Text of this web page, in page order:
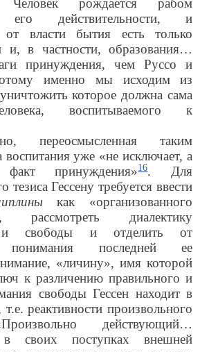
Человек рождается рабом
его действительности, и
от власти бытия есть только
и, в частности, образования…
принуждения, чем Руссо и
именно мы исходим из
которое должна сама
воспитываемого к
переосмысленная таким
воспитания уже «не исключает, а
факт принуждения»16. Для
тезиса Гессену требуется ввести
как «организованного
рассмотреть диалектику
и свободы и отделить от
понимания последней ее
«личину», имя которой
к различению правильного и
свободы Гессен находит в
т.е. реактивности произвольного
действующий…
в своих поступках внешней